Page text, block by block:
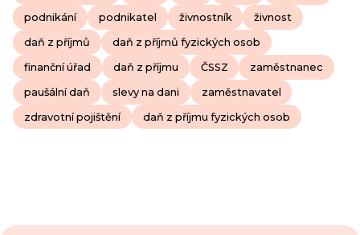
podnikání podnikatel živnostník živnost
daň z příjmů daň z příjmů fyzických osob
finanční úřad daň z příjmu ČSSZ zaměstnanec
paušální daň slevy na dani zaměstnavatel
zdravotní pojištění daň z příjmu fyzických osob